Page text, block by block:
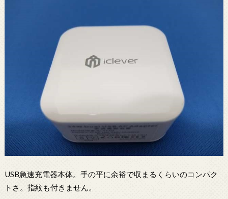
USB急速充電器本体。手の平に余裕で収まるくらいのコンパク
トさ。指紋も付きません。